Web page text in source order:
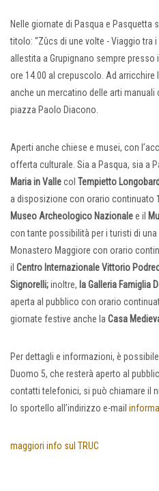
Nelle giornate di Pasqua e Pasquetta
titolo: “Zûcs di une volte - Viaggio tra
allestita a Grupignano sempre presso
ore 14.00 al crepuscolo. Ad arricchire
anche un mercatino delle arti
piazza Paolo Diacono.
Aperti anche chiese e musei, con
offerta culturale. Sia a Pasqua, sia a
Maria in Vallecol Tempietto
a disposizione con orario continuato
Museo Archeologico Nazionalee il
con tante possibilità per i turisti di
Monastero Maggiore con orario
il Centro Internazionale Vittorio
Signorelli;inoltre, la Galleria Famiglia
aperta al pubblico con orario
giornate festive anche la Casa
Per dettagli e informazioni, è
Duomo 5, che resterà aperto al
contatti telefonici, si può chiamare il
lo sportello all’indirizzo e-mail
maggiori info sul TRUC